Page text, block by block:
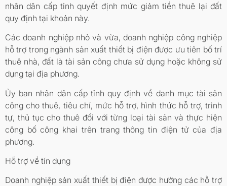
nhân dân cấp tỉnh quyết định mức giảm tiền thuê lại đất
quy định tại khoản này.
Các doanh nghiệp nhỏ và vừa, doanh nghiệp công nghiệp
hỗ trợ trong ngành sản xuất thiết bị điện được ưu tiên bố trí
thuê nhà, đất là tài sản công chưa sử dụng hoặc không sử
dụng tại địa phương.
Ủy ban nhân dân cấp tỉnh quy định về danh mục tài sản
công cho thuê, tiêu chí, mức hỗ trợ, hình thức hỗ trợ, trình
tự, thủ tục cho thuê đối với từng loại tài sản và thực hiện
công bố công khai trên trang thông tin điện tử của địa
phương.
Hỗ trợ về tín dụng
Doanh nghiệp sản xuất thiết bị điện được hưởng các hỗ trợ